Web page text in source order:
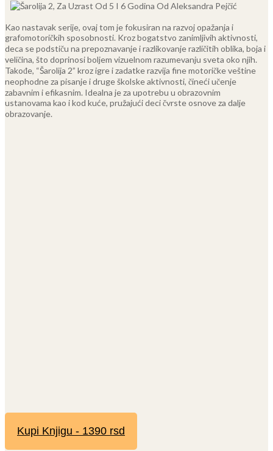
Kao nastavak serije, ovaj tom je fokusiran na razvoj opažanja i
grafomotoričkih sposobnosti. Kroz bogatstvo zanimljivih aktivnosti,
deca se podstiču na prepoznavanje i razlikovanje različitih oblika, boja i
veličina, što doprinosi boljem vizuelnom razumevanju sveta oko njih.
Takođe, “Šarolija 2” kroz igre i zadatke razvija fine motoričke veštine
neophodne za pisanje i druge školske aktivnosti, čineći učenje
zabavnim i efikasnim. Idealna je za upotrebu u obrazovnim
ustanovama kao i kod kuće, pružajući deci čvrste osnove za dalje
obrazovanje.
Kupi Knjigu - 1390 rsd